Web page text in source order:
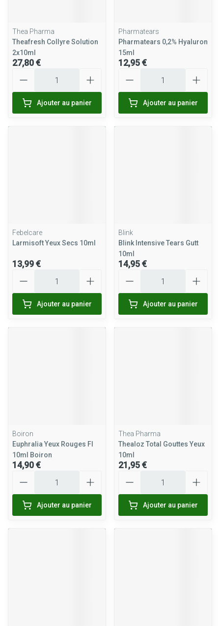
Thea Pharma
Theafresh Collyre Solution
2x10ml
27,80 €
Ajouter au panier
Pharmatears
Pharmatears 0,2% Hyaluron
15ml
12,95 €
Ajouter au panier
Febelcare
Larmisoft Yeux Secs 10ml
13,99 €
Ajouter au panier
Blink
Blink Intensive Tears Gutt
10ml
14,95 €
Ajouter au panier
Boiron
Euphralia Yeux Rouges Fl
10ml Boiron
14,90 €
Ajouter au panier
Thea Pharma
Thealoz Total Gouttes Yeux
10ml
21,95 €
Ajouter au panier